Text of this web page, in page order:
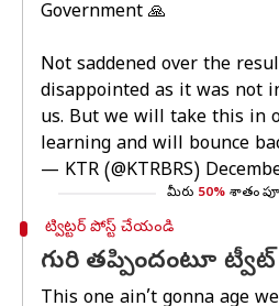
Government 🙏
Not saddened over the
disappointed as it was not
us. But we will take this in
learning and will bounce
— KTR (@KTRBRS)
మీరు 50% శాతం
ట్విట్టర్ పోస్ట్ చేయండి
గురి తప్పిందంటూ ట్వీట్
This one ain’t gonna age